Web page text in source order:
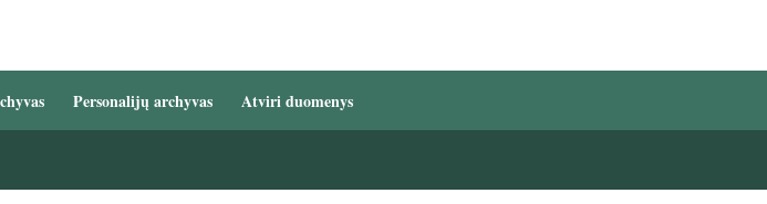
Personalijų archyvas Atviri duomenys